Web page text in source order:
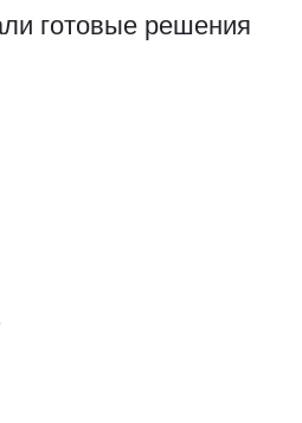
готовые решения